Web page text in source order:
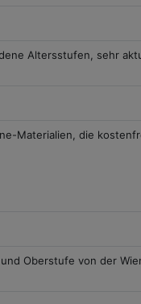
Altersstufen, sehr
Materialien, die
Oberstufe von der